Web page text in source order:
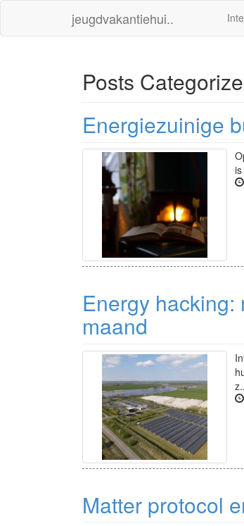
jeugdvakantiehui..
Posts
Energiezuinige
Energy
maand
Matter protocol